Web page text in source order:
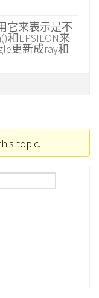
它来表示是不
EPSILON来
更新成ray和
topic.